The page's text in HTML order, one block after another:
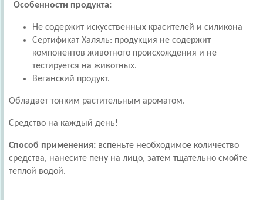
Особенности продукта:
Не содержит искусственных красителей и силикона
Сертификат Халяль: продукция не содержит
компонентов животного происхождения и не
тестируется на животных.
Веганский продукт.
Обладает тонким растительным ароматом.
Средство на каждый день!
Способ применения: вспеньте необходимое количество
средства, нанесите пену на лицо, затем тщательно смойте
теплой водой.